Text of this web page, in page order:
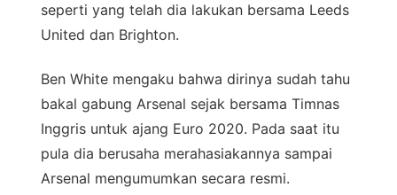
seperti yang telah dia lakukan bersama Leeds
United dan Brighton.
Ben White mengaku bahwa dirinya sudah tahu
bakal gabung Arsenal sejak bersama Timnas
Inggris untuk ajang Euro 2020. Pada saat itu
pula dia berusaha merahasiakannya sampai
Arsenal mengumumkan secara resmi.